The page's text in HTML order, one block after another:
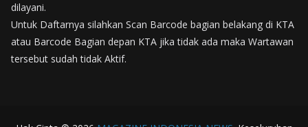
dilayani.
Untuk Daftarnya silahkan Scan Barcode bagian belakang di KTA
atau Barcode Bagian depan KTA jika tidak ada maka Wartawan
tersebut sudah tidak Aktif.